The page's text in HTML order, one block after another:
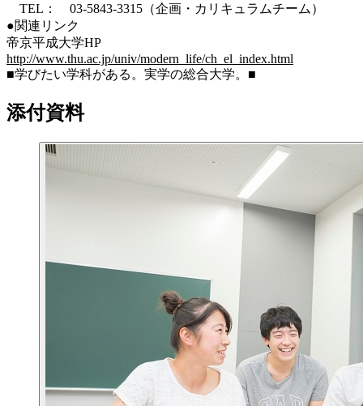
TEL： 03-5843-3315（企画・カリキュラムチーム）
●関連リンク
帝京平成大学HP
http://www.thu.ac.jp/univ/modern_life/ch_el_index.html
■学びたい学科がある。実学の総合大学。■
添付資料